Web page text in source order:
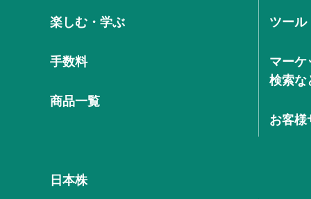
楽しむ・学ぶ
手数料
商品一覧
ツール
マーケ
検索な
お客様
日本株